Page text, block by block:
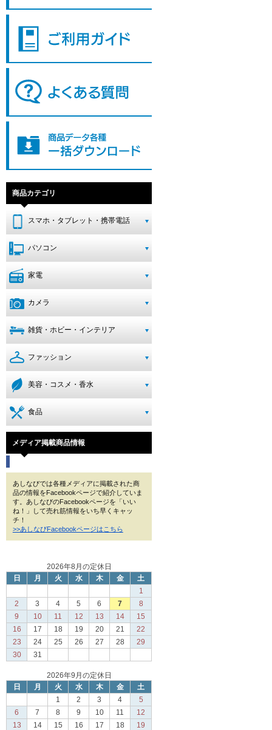
商品カテゴリ
スマホ・タブレット・携帯電話
パソコン
家電
カメラ
雑貨・ホビー・インテリア
ファッション
美容・コスメ・香水
食品
メディア掲載商品情報
あしなびでは各種メディアに掲載された商
品の情報をFacebookページで紹介していま
す。あしなびのFacebookページを「いい
ね！」して売れ筋情報をいち早くキャッ
チ！
>>あしなびFacebookページはこちら
2026年8月の定休日
日
月 火 水 木 金
土
1
2
3 4 5 6 7
8
9
10 11 12 13 14
15
16
17 18 19 20 21
22
23
24 25 26 27 28
29
30
31
2026年9月の定休日
日
月 火 水 木 金
土
1
2 3 4
5
6
7 8 9 10 11
12
13
14 15 16 17 18
19